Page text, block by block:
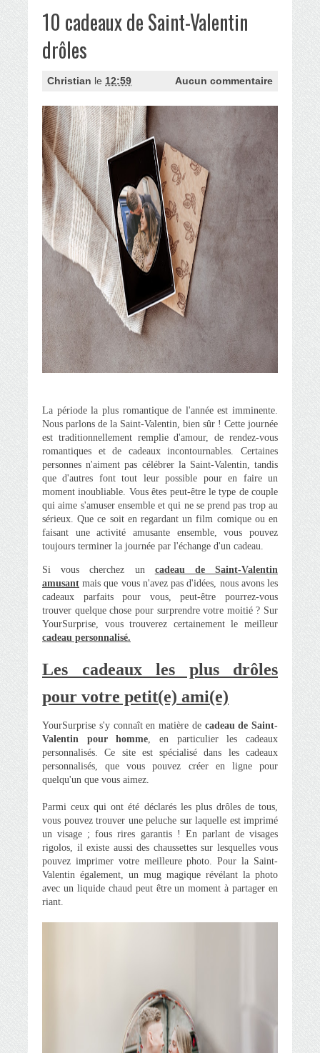
10 cadeaux de Saint-Valentin
drôles
Christian le 12:59 Aucun commentaire
La période la plus romantique de l'année est imminente.
Nous parlons de la Saint-Valentin, bien sûr ! Cette journée
est traditionnellement remplie d'amour, de rendez-vous
romantiques et de cadeaux incontournables. Certaines
personnes n'aiment pas célébrer la Saint-Valentin, tandis
que d'autres font tout leur possible pour en faire un
moment inoubliable. Vous êtes peut-être le type de couple
qui aime s'amuser ensemble et qui ne se prend pas trop au
sérieux. Que ce soit en regardant un film comique ou en
faisant une activité amusante ensemble, vous pouvez
toujours terminer la journée par l'échange d'un cadeau.
Si vous cherchez un
cadeau de Saint-Valentin
amusant mais que vous n'avez pas d'idées, nous avons les
cadeaux parfaits pour vous, peut-être pourrez-vous
trouver quelque chose pour surprendre votre moitié ? Sur
YourSurprise, vous trouverez certainement le meilleur
cadeau personnalisé.
Les cadeaux les plus drôles
pour votre petit(e) ami(e)
YourSurprise s'y connaît en matière decadeau de Saint-
Valentin pour homme, en particulier les cadeaux
personnalisés. Ce site est spécialisé dans les cadeaux
personnalisés, que vous pouvez créer en ligne pour
quelqu'un que vous aimez.
Parmi ceux qui ont été déclarés les plus drôles de tous,
vous pouvez trouver une peluche sur laquelle est imprimé
un visage ; fous rires garantis ! En parlant de visages
rigolos, il existe aussi des chaussettes sur lesquelles vous
pouvez imprimer votre meilleure photo. Pour la Saint-
Valentin également, un mug magique révélant la photo
avec un liquide chaud peut être un moment à partager en
riant.